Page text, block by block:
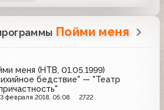
Пойми меня
меня (НТВ, 01.05.1999)
бедствие" — "Театр
февраля 2018, 05:08 2722